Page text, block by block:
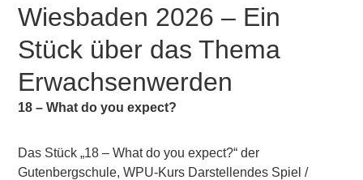
Wiesbaden 2026 – Ein
Stück über das Thema
Erwachsenwerden
18 – What do you expect?
Das Stück „18 – What do you expect?“ der
Gutenbergschule, WPU-Kurs Darstellendes Spiel /